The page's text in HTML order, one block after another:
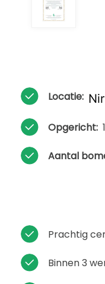
Locatie:
Opgericht:
Aantal
Prachtig
Binnen 3